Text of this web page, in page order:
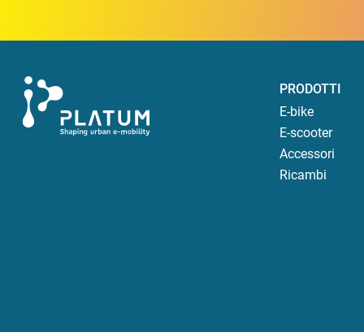
PRODOTTI
E-bike
E-scooter
Accessori
Ricambi